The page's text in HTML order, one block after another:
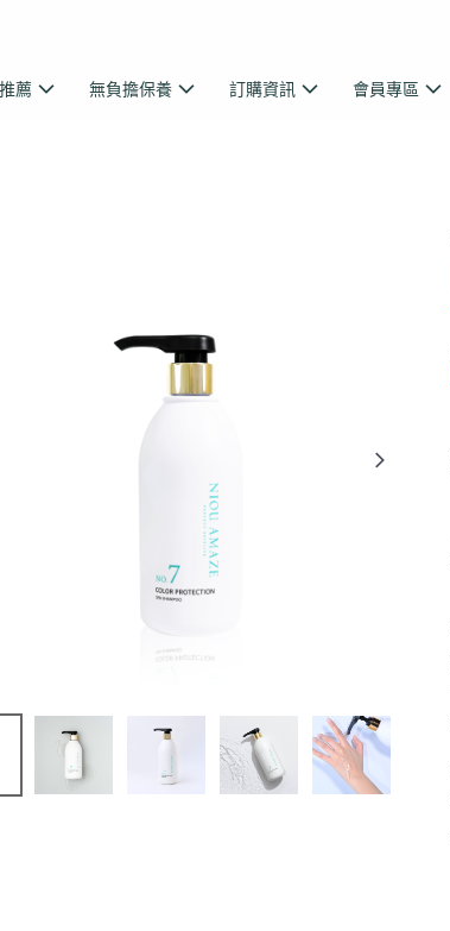
薦 無負擔保養 訂購資訊 會員專區